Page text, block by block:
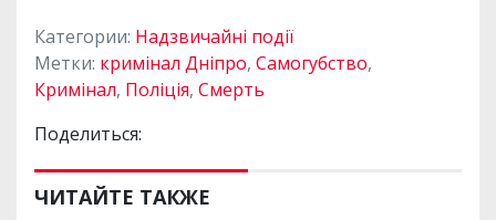
Категории: Надзвичайні події
Метки: кримінал Дніпро, Самогубство,
Кримінал, Поліція, Смерть
Поделиться:
ЧИТАЙТЕ ТАКЖЕ